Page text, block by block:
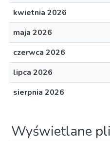
kwietnia 2026
maja 2026
czerwca 2026
lipca 2026
sierpnia 2026
Wyświetlane